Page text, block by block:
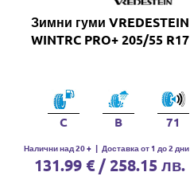
Зимни гуми VREDESTEIN
WINTRC PRO+ 205/55 R17
C B 71
Налични над 20 + | Доставка от 1 до 2 дни
131.99 € / 258.15 лв.